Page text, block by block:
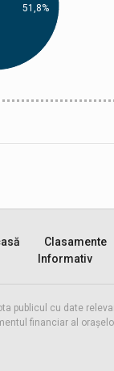
51,8%
Clasamente
Informativ
publicul cu date
financiar al